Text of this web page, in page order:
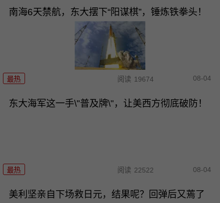
南海6天禁航，东大摆下“阳谋棋”，锤炼铁拳头！
最热 阅读 19674 08-04
东大海军这一手\"普及牌\"，让美西方彻底破防！
最热 阅读 22522 08-04
美利坚亲自下场救日元，结果呢？回弹后又蔫了